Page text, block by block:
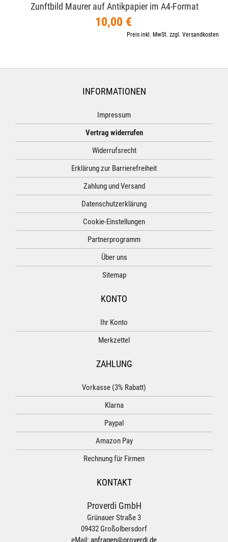
Zunftbild Maurer auf Antikpapier im A4-​Format
10,00 €
Preis inkl. MwSt. zzgl. Versandkosten
INFORMATIONEN
Impressum
Vertrag widerrufen
Widerrufsrecht
Erklärung zur Barrierefreiheit
Zahlung und Versand
Datenschutzerklärung
Cookie-Einstellungen
Partnerprogramm
Über uns
Sitemap
KONTO
Ihr Konto
Merkzettel
ZAHLUNG
Vorkasse (3% Rabatt)
Klarna
Paypal
Amazon Pay
Rechnung für Firmen
KONTAKT
Proverdi GmbH
Grünauer Straße 3
09432 Großolbersdorf
eMail: anfragen@proverdi.de